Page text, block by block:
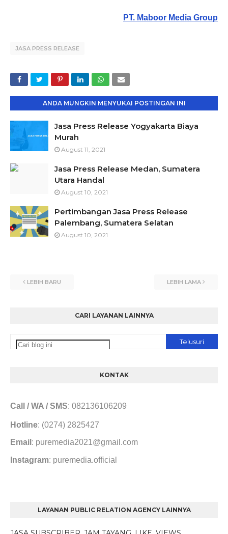
PT. Maboor Media Group
JASA PRESS RELEASE
ANDA MUNGKIN MENYUKAI POSTINGAN INI
Jasa Press Release Yogyakarta Biaya
Murah
August 11, 2021
Jasa Press Release Medan, Sumatera
Utara Handal
August 10, 2021
Pertimbangan Jasa Press Release
Palembang, Sumatera Selatan
August 10, 2021
LEBIH BARU LEBIH LAMA
CARI LAYANAN LAINNYA
KONTAK
Call / WA / SMS: 082136106209
Hotline: (0274) 2825427
Email : puremedia2021@gmail.com
Instagram: puremedia.official
LAYANAN PUBLIC RELATION AGENCY LAINNYA